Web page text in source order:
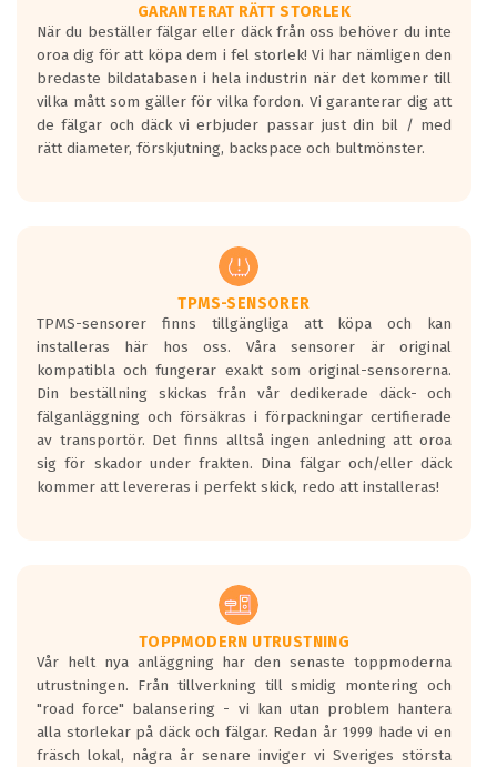
GARANTERAT RÄTT STORLEK
När du beställer fälgar eller däck från oss behöver du inte
oroa dig för att köpa dem i fel storlek! Vi har nämligen den
bredaste bildatabasen i hela industrin när det kommer till
vilka mått som gäller för vilka fordon. Vi garanterar dig att
de fälgar och däck vi erbjuder passar just din bil / med
rätt diameter, förskjutning, backspace och bultmönster.
TPMS-SENSORER
TPMS-sensorer finns tillgängliga att köpa och kan
installeras här hos oss. Våra sensorer är original
kompatibla och fungerar exakt som original-sensorerna.
Din beställning skickas från vår dedikerade däck- och
fälganläggning och försäkras i förpackningar certifierade
av transportör. Det finns alltså ingen anledning att oroa
sig för skador under frakten. Dina fälgar och/eller däck
kommer att levereras i perfekt skick, redo att installeras!
TOPPMODERN UTRUSTNING
Vår helt nya anläggning har den senaste toppmoderna
utrustningen. Från tillverkning till smidig montering och
"road force" balansering - vi kan utan problem hantera
alla storlekar på däck och fälgar. Redan år 1999 hade vi en
fräsch lokal, några år senare inviger vi Sveriges största